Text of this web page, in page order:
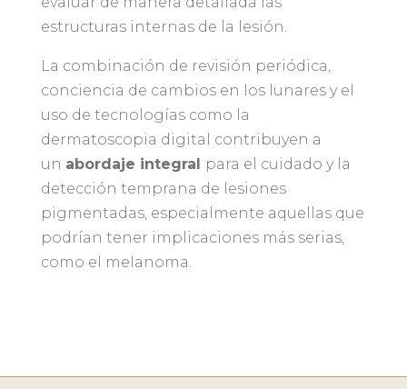
estructuras internas de la lesión.
La combinación de revisión periódica,
conciencia de cambios en los lunares y el
uso de tecnologías como la
dermatoscopia digital contribuyen a
un abordaje integral para el cuidado y la
detección temprana de lesiones
pigmentadas, especialmente aquellas que
podrían tener implicaciones más serias,
como el melanoma.